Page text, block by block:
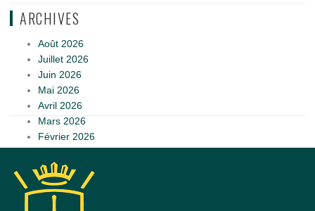
ARCHIVES
Août 2026
Juillet 2026
Juin 2026
Mai 2026
Avril 2026
Mars 2026
Février 2026